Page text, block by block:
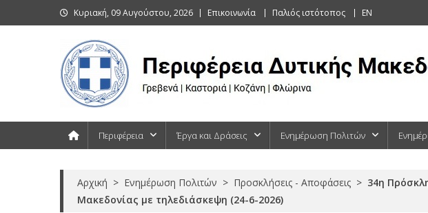
to
Κυριακή, 09 Αυγούστου, 2026 Επικοινωνία Παλιός ιστότοπος EN
Περιφέρεια Έργα και Δράσεις Ενημέρωση Πολιτών
Αρχική > Ενημέρωση Πολιτών > Προσκλήσεις - Αποφάσεις > 34η
Μακεδονίας με τηλεδιάσκεψη (24-6-2026)